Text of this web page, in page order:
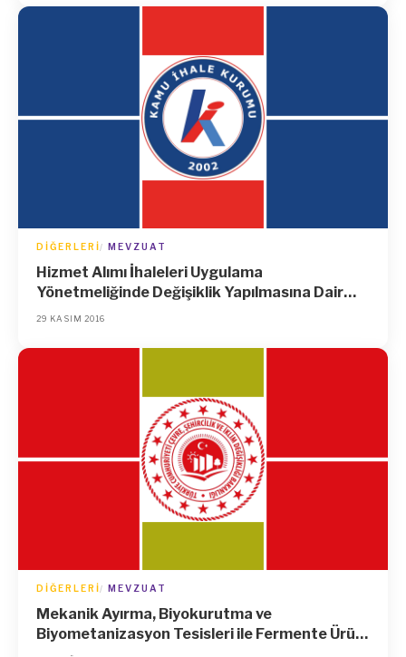
5738)
DIĞERLERI MEVZUAT
Hizmet Alımı İhaleleri Uygulama
Yönetmeliğinde Değişiklik Yapılmasına Dair
Yönetmelik
29 KASIM 2016
DIĞERLERI MEVZUAT
Mekanik Ayırma, Biyokurutma ve
Biyometanizasyon Tesisleri ile Fermente Ürün